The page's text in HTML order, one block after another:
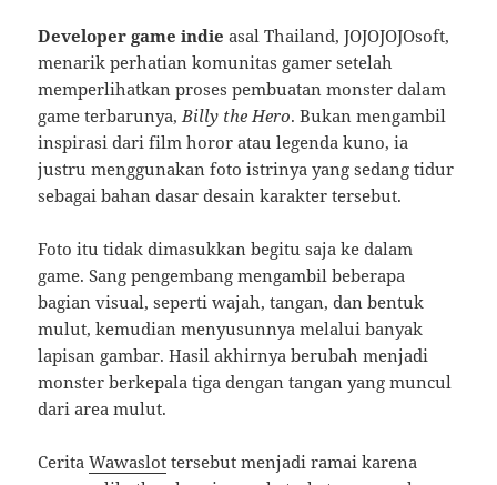
Developer game indie asal Thailand, JOJOJOJOsoft,
menarik perhatian komunitas gamer setelah
memperlihatkan proses pembuatan monster dalam
game terbarunya, Billy the Hero. Bukan mengambil
inspirasi dari film horor atau legenda kuno, ia
justru menggunakan foto istrinya yang sedang tidur
sebagai bahan dasar desain karakter tersebut.
Foto itu tidak dimasukkan begitu saja ke dalam
game. Sang pengembang mengambil beberapa
bagian visual, seperti wajah, tangan, dan bentuk
mulut, kemudian menyusunnya melalui banyak
lapisan gambar. Hasil akhirnya berubah menjadi
monster berkepala tiga dengan tangan yang muncul
dari area mulut.
CeritaWawaslot tersebut menjadi ramai karena